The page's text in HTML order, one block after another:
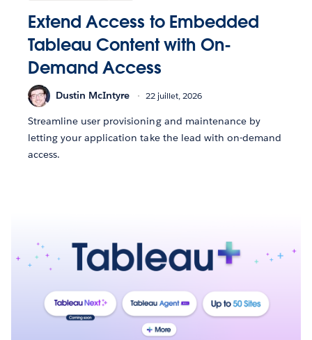
Extend Access to Embedded
Tableau Content with On-
Demand Access
Dustin McIntyre 22 juillet, 2026
Streamline user provisioning and maintenance by
letting your application take the lead with on-demand
access.